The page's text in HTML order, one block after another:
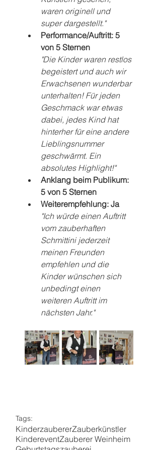
waren originell und
super dargestellt."
Performance/Auftritt: 5
von 5 Sternen
"Die Kinder waren restlos
begeistert und auch wir
Erwachsenen wunderbar
unterhalten! Für jeden
Geschmack war etwas
dabei, jedes Kind hat
hinterher für eine andere
Lieblingsnummer
geschwärmt. Ein
absolutes Highlight!"
Anklang beim Publikum:
5 von 5 Sternen
Weiterempfehlung: Ja
"Ich würde einen Auftritt
vom zauberhaften
Schmittini jederzeit
meinen Freunden
empfehlen und die
Kinder wünschen sich
unbedingt einen
weiteren Auftritt im
nächsten Jahr."
Tags:
KinderzaubererZauberkünstler
KindereventZauberer Weinheim